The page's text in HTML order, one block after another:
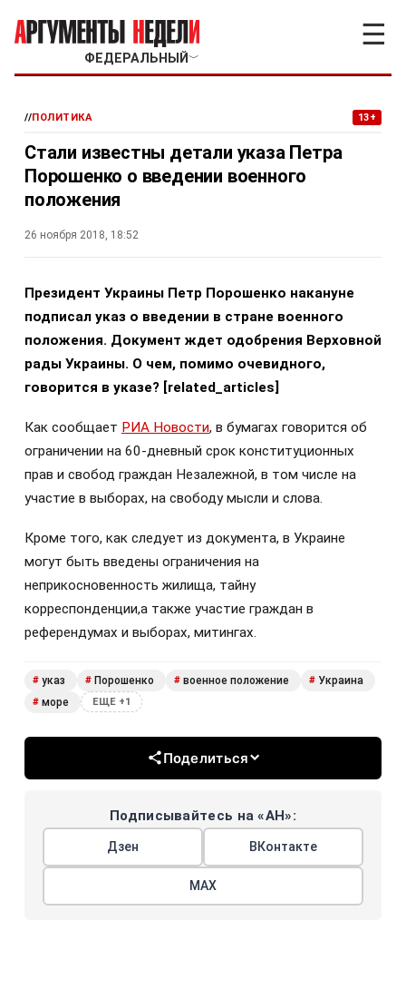
ФЕДЕРАЛЬНЫЙ ﹀
☰
//ПОЛИТИКА 13+
Стали известны детали указа Петра
Порошенко о введении военного
положения
26 ноября 2018, 18:52
Президент Украины Петр Порошенко накануне
подписал указ о введении в стране военного
положения. Документ ждет одобрения Верховной
рады Украины. О чем, помимо очевидного,
говорится в указе? [related_articles]
Как сообщает РИА Новости, в бумагах говорится об
ограничении на 60-дневный срок конституционных
прав и свобод граждан Незалежной, в том числе на
участие в выборах, на свободу мысли и слова.
Кроме того, как следует из документа, в Украине
могут быть введены ограничения на
неприкосновенность жилища, тайну
корреспонденции,а также участие граждан в
референдумах и выборах, митингах.
# указ # Порошенко # военное положение # Украина
# море ЕЩЕ +1
Поделиться
Подписывайтесь на «АН»:
Дзен ВКонтакте
МАХ